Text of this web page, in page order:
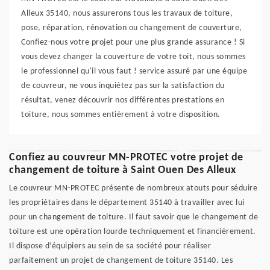
Alleux 35140, nous assurerons tous les travaux de toiture,
pose, réparation, rénovation ou changement de couverture,
Confiez-nous votre projet pour une plus grande assurance ! Si
vous devez changer la couverture de votre toit, nous sommes
le professionnel qu'il vous faut ! service assuré par une équipe
de couvreur, ne vous inquiétez pas sur la satisfaction du
résultat, venez découvrir nos différentes prestations en
toiture, nous sommes entièrement à votre disposition.
Confiez au couvreur MN-PROTEC votre projet de
changement de toiture à Saint Ouen Des Alleux
Le couvreur MN-PROTEC présente de nombreux atouts pour séduire
les propriétaires dans le département 35140 à travailler avec lui
pour un changement de toiture. Il faut savoir que le changement de
toiture est une opération lourde techniquement et financièrement.
Il dispose d’équipiers au sein de sa société pour réaliser
parfaitement un projet de changement de toiture 35140. Les